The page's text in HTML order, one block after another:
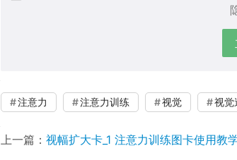
注意力 注意力训练 视觉 视觉
上一篇： 视幅扩大卡_1 注意力训练图卡使用教